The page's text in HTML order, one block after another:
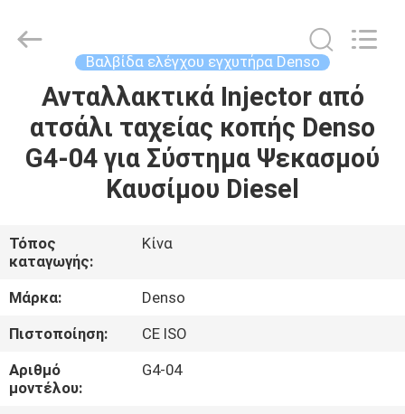
ΣΠΊΤΙ
ΠΡΟΪΌΝΤΑ
ΜΕ
ΕΜΆΣ
ΕΠΙΣΚΈΨΕΙΣ
ΣΤΟ
ΕΡΓΟΣΤΆΣΙΟ
AUTO
PARTS
Βαλβίδα ελέγχου εγχυτήρα Denso
Ανταλλακτικά Injector από
ατσάλι ταχείας κοπής Denso
G4-04 για Σύστημα Ψεκασμού
Καυσίμου Diesel
Τόπος
καταγωγής:
Κίνα
Μάρκα:
Denso
Πιστοποίηση:
CE ISO
Αριθμό
μοντέλου:
G4-04